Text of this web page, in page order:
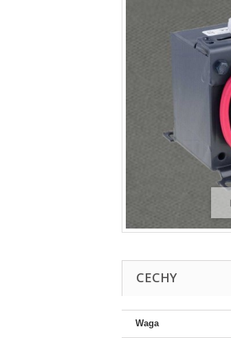
CECHY
Waga